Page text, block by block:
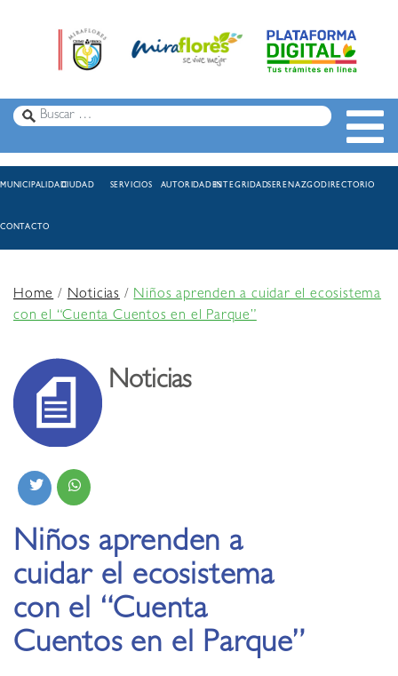
MUNICIPALIDADCIUDAD SERVICIOS AUTORIDADESINTEGRIDADSERENAZGODIRECTORIO
CONTACTO
Home/Noticias /Niños aprenden a cuidar el ecosistema
con el “Cuenta Cuentos en el Parque”
Noticias
Niños aprenden a
cuidar el ecosistema
con el “Cuenta
Cuentos en el Parque”